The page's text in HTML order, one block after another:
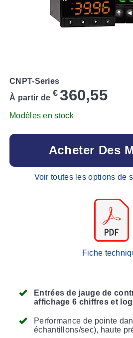
Entrées de jauge de
affichage 6 chiffres et
Performance de pointe
échantillons/sec), haute
CNPT-Series
À partir de € 360,55
Modèles en stock
Acheter Des
Voir toutes les options de
Fiche